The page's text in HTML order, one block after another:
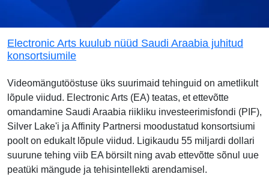
Electronic Arts kuulub nüüd Saudi Araabia juhitud
konsortsiumile
Videomängutööstuse üks suurimaid tehinguid on ametlikult
lõpule viidud. Electronic Arts (EA) teatas, et ettevõtte
omandamine Saudi Araabia riikliku investeerimisfondi (PIF),
Silver Lake'i ja Affinity Partnersi moodustatud konsortsiumi
poolt on edukalt lõpule viidud. Ligikaudu 55 miljardi dollari
suurune tehing viib EA börsilt ning avab ettevõtte sõnul uue
peatüki mängude ja tehisintellekti arendamisel.